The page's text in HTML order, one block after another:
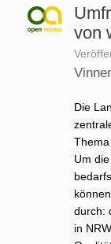
von
Die
Thema
Um
durch:
in